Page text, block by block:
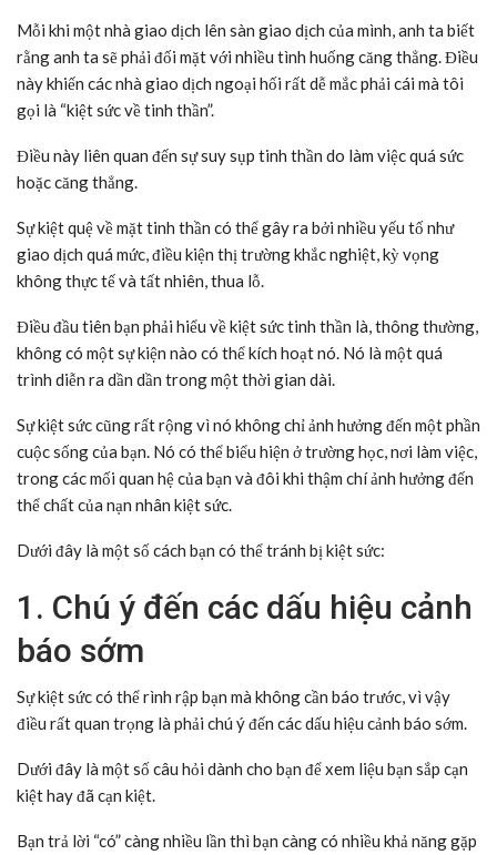
Mỗi khi một nhà giao dịch lên sàn giao dịch của mình, anh ta biết
rằng anh ta sẽ phải đối mặt với nhiều tình huống căng thẳng. Điều
này khiến các nhà giao dịch ngoại hối rất dễ mắc phải cái mà tôi
gọi là “kiệt sức về tinh thần”.
Điều này liên quan đến sự suy sụp tinh thần do làm việc quá sức
hoặc căng thẳng.
Sự kiệt quệ về mặt tinh thần có thể gây ra bởi nhiều yếu tố như
giao dịch quá mức, điều kiện thị trường khắc nghiệt, kỳ vọng
không thực tế và tất nhiên, thua lỗ.
Điều đầu tiên bạn phải hiểu về kiệt sức tinh thần là, thông thường,
không có một sự kiện nào có thể kích hoạt nó. Nó là một quá
trình diễn ra dần dần trong một thời gian dài.
Sự kiệt sức cũng rất rộng vì nó không chỉ ảnh hưởng đến một phần
cuộc sống của bạn. Nó có thể biểu hiện ở trường học, nơi làm việc,
trong các mối quan hệ của bạn và đôi khi thậm chí ảnh hưởng đến
thể chất của nạn nhân kiệt sức.
Dưới đây là một số cách bạn có thể tránh bị kiệt sức:
1. Chú ý đến các dấu hiệu cảnh
báo sớm
Sự kiệt sức có thể rình rập bạn mà không cần báo trước, vì vậy
điều rất quan trọng là phải chú ý đến các dấu hiệu cảnh báo sớm.
Dưới đây là một số câu hỏi dành cho bạn để xem liệu bạn sắp cạn
kiệt hay đã cạn kiệt.
Bạn trả lời “có” càng nhiều lần thì bạn càng có nhiều khả năng gặp